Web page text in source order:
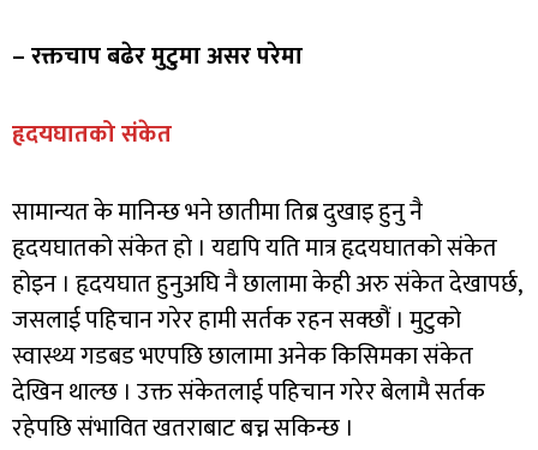
– रक्तचाप बढेर मुटुमा असर परेमा
हृदयघातको संकेत
सामान्यत के मानिन्छ भने छातीमा तिब्र दुखाइ हुनु नै
हृदयघातको संकेत हो । यद्यपि यति मात्र हृदयघातको संकेत
होइन । हृदयघात हुनुअघि नै छालामा केही अरु संकेत देखापर्छ,
जसलाई पहिचान गरेर हामी सर्तक रहन सक्छौं । मुटुको
स्वास्थ्य गडबड भएपछि छालामा अनेक किसिमका संकेत
देखिन थाल्छ । उक्त संकेतलाई पहिचान गरेर बेलामै सर्तक
रहेपछि संभावित खतराबाट बच्न सकिन्छ ।